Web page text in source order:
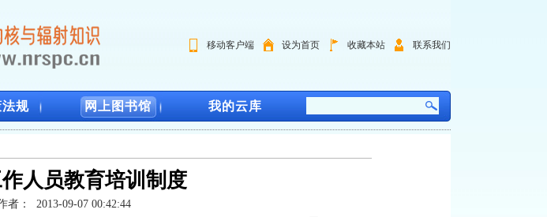
移动客户端 设为首页 收藏本站 联系我们
规 网上图书馆 我的云库
人员教育培训制度
者：
2013-09-07 00:42:44